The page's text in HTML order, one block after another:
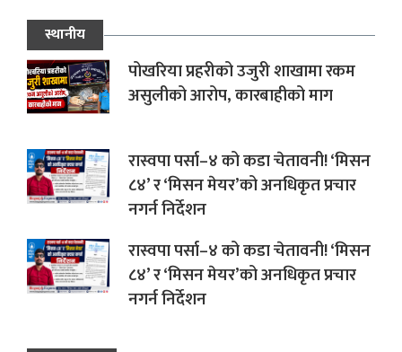
स्थानीय
पोखरिया प्रहरीको उजुरी शाखामा रकम
असुलीको आरोप, कारबाहीको माग
रास्वपा पर्सा–४ को कडा चेतावनी! ‘मिसन
८४’ र ‘मिसन मेयर’को अनधिकृत प्रचार
नगर्न निर्देशन
रास्वपा पर्सा–४ को कडा चेतावनी! ‘मिसन
८४’ र ‘मिसन मेयर’को अनधिकृत प्रचार
नगर्न निर्देशन